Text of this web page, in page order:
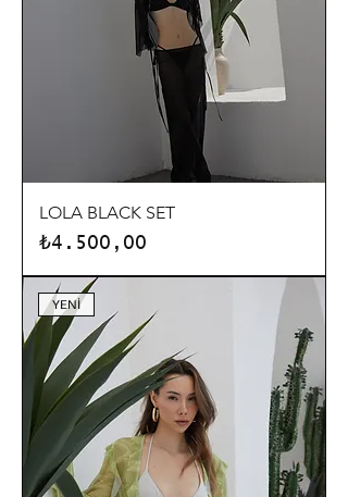
LOLA BLACK SET
Fiyat
₺4.500,00
YENİ